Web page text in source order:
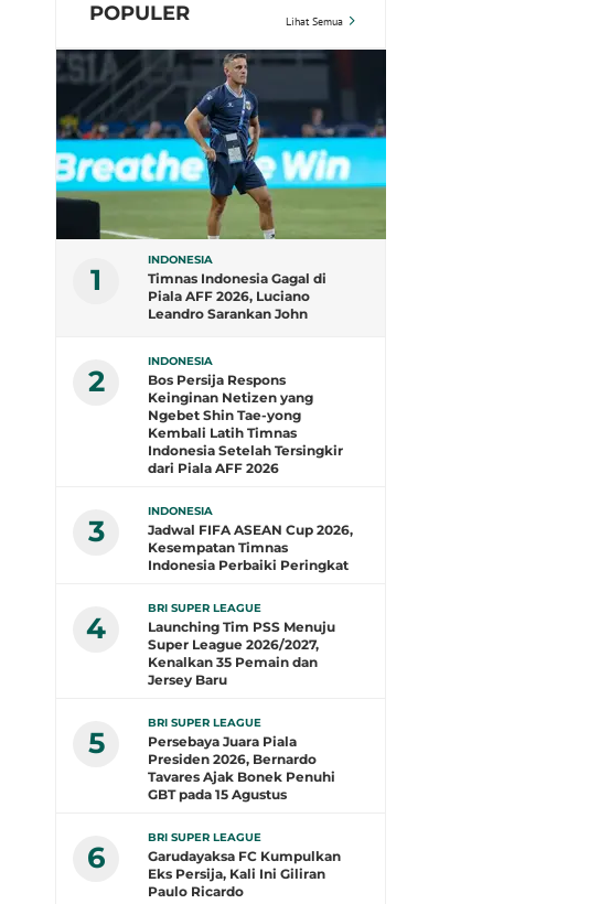
POPULER Lihat Semua
1
INDONESIA
Timnas Indonesia Gagal di
Piala AFF 2026, Luciano
Leandro Sarankan John
2
INDONESIA
Bos Persija Respons
Keinginan Netizen yang
Ngebet Shin Tae-yong
Kembali Latih Timnas
Indonesia Setelah Tersingkir
dari Piala AFF 2026
3
INDONESIA
Jadwal FIFA ASEAN Cup 2026,
Kesempatan Timnas
Indonesia Perbaiki Peringkat
4
BRI SUPER LEAGUE
Launching Tim PSS Menuju
Super League 2026/2027,
Kenalkan 35 Pemain dan
Jersey Baru
5
BRI SUPER LEAGUE
Persebaya Juara Piala
Presiden 2026, Bernardo
Tavares Ajak Bonek Penuhi
GBT pada 15 Agustus
6
BRI SUPER LEAGUE
Garudayaksa FC Kumpulkan
Eks Persija, Kali Ini Giliran
Paulo Ricardo